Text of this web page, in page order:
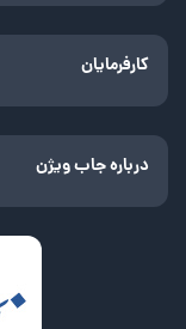
کارفرمایان
درباره جاب ویژن